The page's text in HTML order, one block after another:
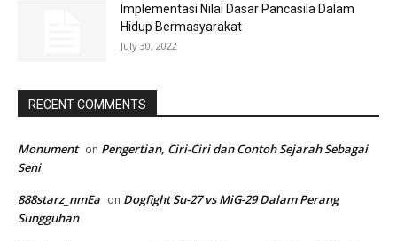
Implementasi Nilai Dasar Pancasila Dalam
Hidup Bermasyarakat
July 30, 2022
RECENT COMMENTS
Monument on Pengertian, Ciri-Ciri dan Contoh Sejarah Sebagai
Seni
888starz_nmEa on Dogfight Su-27 vs MiG-29 Dalam Perang
Sungguhan